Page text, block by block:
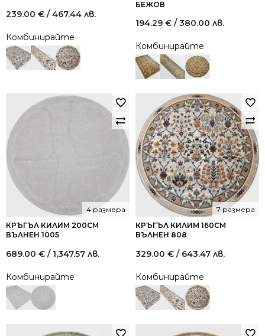
239.00 € / 467.44 лв.
Комбинирайте
БЕЖОВ
194.29 € / 380.00 лв.
Комбинирайте
КРЪГЪЛ КИЛИМ 200СМ
ВЪЛНЕН 1005
4 размера
689.00 € / 1,347.57 лв.
Комбинирайте
КРЪГЪЛ КИЛИМ 160СМ
ВЪЛНЕН 808
7 размера
329.00 € / 643.47 лв.
Комбинирайте